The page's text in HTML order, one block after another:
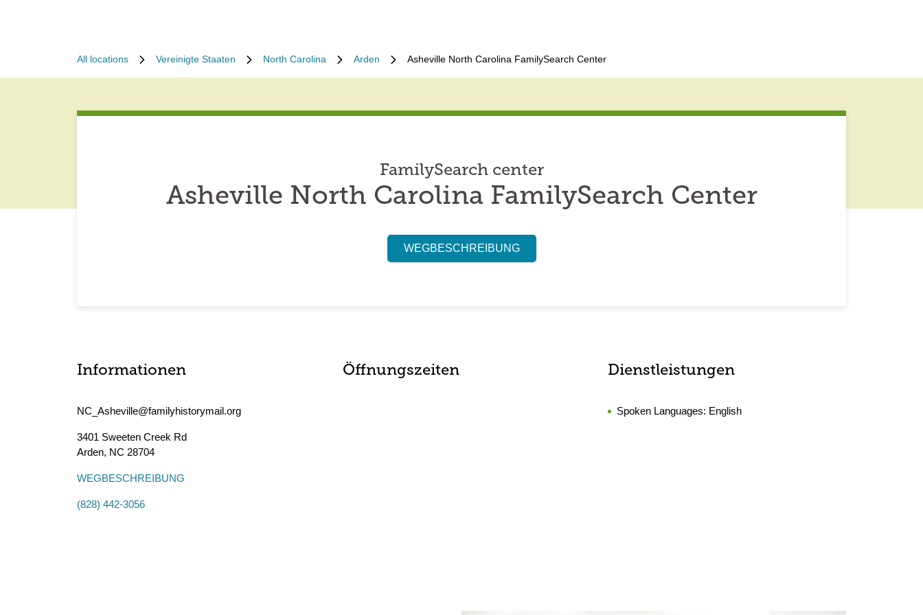
All locations Vereinigte Staaten North Carolina Arden Asheville North Carolina FamilySearch Center
FamilySearch center
Asheville North Carolina FamilySearch Center
WEGBESCHREIBUNG
Informationen
NC_Asheville@familyhistorymail.org
3401 Sweeten Creek Rd
Arden, NC 28704
WEGBESCHREIBUNG
(828) 442-3056
Öffnungszeiten Dienstleistungen
Spoken Languages: English